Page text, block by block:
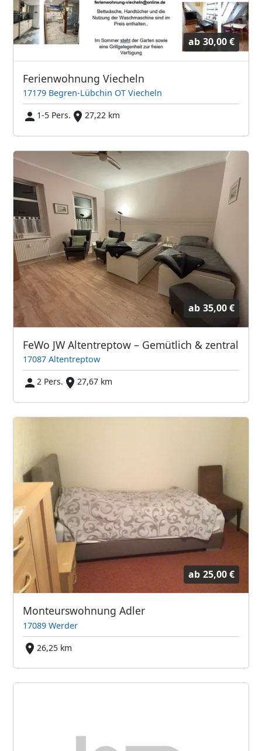
ab 30,00 €
Ferienwohnung Viecheln
17179 Begren-Lübchin OT Viecheln
1-5 Pers.
27,22 km
ab 35,00 €
FeWo JW Altentreptow – Gemütlich & zentral
17087 Altentreptow
2 Pers.
27,67 km
ab 25,00 €
Monteurswohnung Adler
17089 Werder
26,25 km